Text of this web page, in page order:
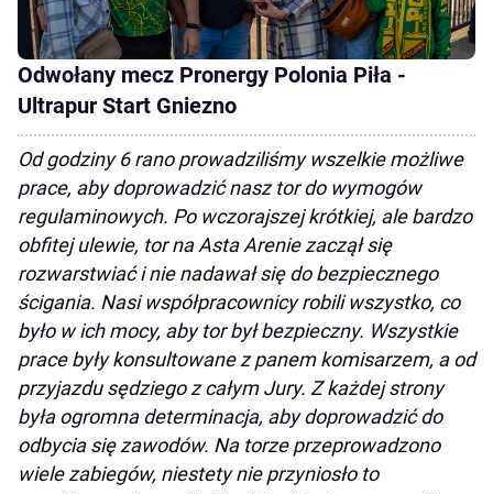
Odwołany mecz Pronergy Polonia Piła -
Ultrapur Start Gniezno
Od godziny 6 rano prowadziliśmy wszelkie możliwe
prace, aby doprowadzić nasz tor do wymogów
regulaminowych. Po wczorajszej krótkiej, ale bardzo
obfitej ulewie, tor na Asta Arenie zaczął się
rozwarstwiać i nie nadawał się do bezpiecznego
ścigania. Nasi współpracownicy robili wszystko, co
było w ich mocy, aby tor był bezpieczny. Wszystkie
prace były konsultowane z panem komisarzem, a od
przyjazdu sędziego z całym Jury. Z każdej strony
była ogromna determinacja, aby doprowadzić do
odbycia się zawodów. Na torze przeprowadzono
wiele zabiegów, niestety nie przyniosło to